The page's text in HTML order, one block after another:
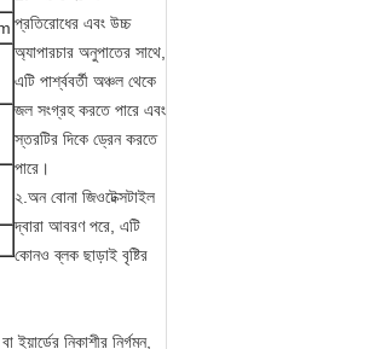
প্রতিরোধের এবং উচ্চ
অ্যাপারচার অনুপাতের সাথে,
এটি পার্শ্ববর্তী অঞ্চল থেকে
জল সংগ্রহ করতে পারে এবং
স্তরটির দিকে ড্রেন করতে
পারে।
২.অন বোনা জিওটেক্সটাইল
দ্বারা আবরণ পরে, এটি
কোনও ব্লক ছাড়াই বৃষ্টির
নিকাশীর নির্গমন,